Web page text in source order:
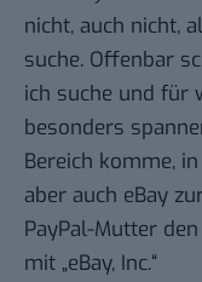
nicht, auch nicht,
suche. Offenbar
ich suche und für
besonders
Bereich komme,
aber auch eBay
PayPal-Mutter
mit „eBay, Inc.“